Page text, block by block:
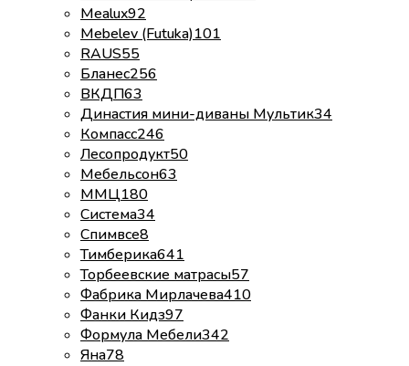
Mealux92
Mebelev (Futuka)101
RAUS55
Бланес256
ВКДП63
Династия мини-диваны Мультик34
Компасс246
Лесопродукт50
Мебельсон63
ММЦ180
Система34
Спимвсе8
Тимберика641
Торбеевские матрасы57
Фабрика Мирлачева410
Фанки Кидз97
Формула Мебели342
Яна78